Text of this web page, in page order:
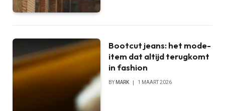
Bootcut jeans: het mode-
item dat altijd terugkomt
in fashion
BY MARK 1 MAART 2026